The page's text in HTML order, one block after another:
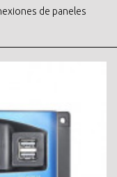
de paneles